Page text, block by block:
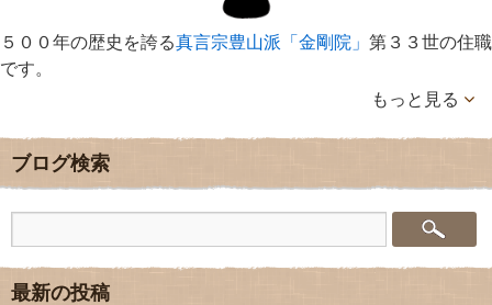
５００年の歴史を誇る真言宗豊山派「金剛院」 第３３世の住職
です。
もっと見る
ブログ検索
最新の投稿